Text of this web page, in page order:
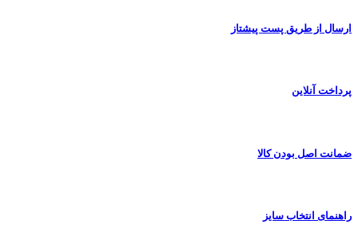
ارسال از طریق پست پیشتاز
پرداخت آنلاین
ضمانت اصل بودن کالا
راهنمای انتخاب سایز